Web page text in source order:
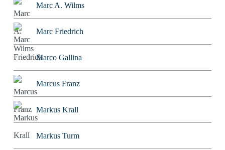
Marc A. Wilms
Marc Friedrich
Marco Gallina
Marcus Franz
Markus Krall
Markus Turm